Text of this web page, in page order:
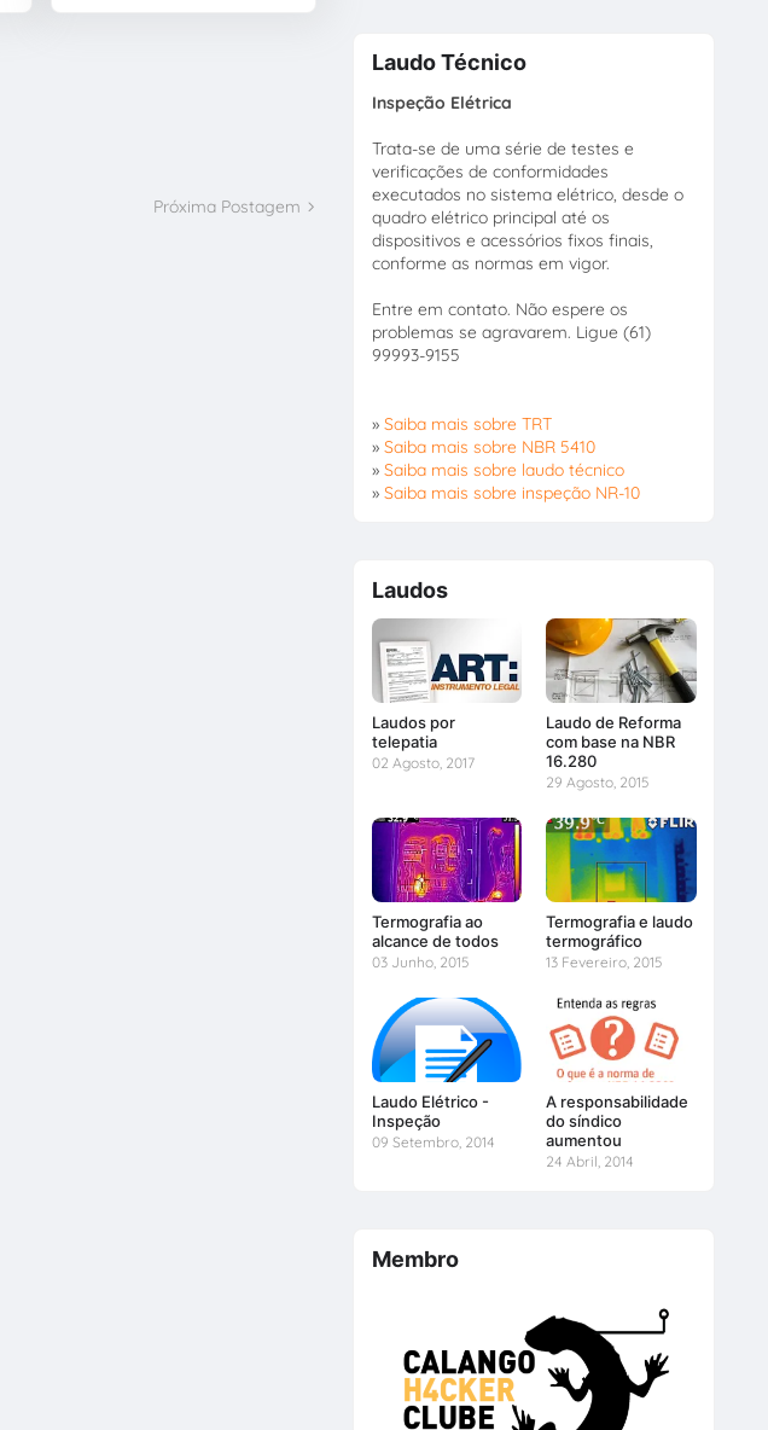
Próxima Postagem
Laudo Técnico
Inspeção Elétrica
Trata-se de uma série de testes e
verificações de conformidades
executados no sistema elétrico, desde o
quadro elétrico principal até os
dispositivos e acessórios fixos finais,
conforme as normas em vigor.
Entre em contato. Não espere os
problemas se agravarem. Ligue (61)
99993-9155
» Saiba mais sobre TRT
» Saiba mais sobre NBR 5410
» Saiba mais sobre laudo técnico
» Saiba mais sobre inspeção NR-10
Laudos
Laudos por
telepatia
02 Agosto, 2017
Laudo de Reforma
com base na NBR
16.280
29 Agosto, 2015
Termografia ao
alcance de todos
03 Junho, 2015
Termografia e laudo
termográfico
13 Fevereiro, 2015
Laudo Elétrico -
Inspeção
09 Setembro, 2014
A responsabilidade
do síndico
aumentou
24 Abril, 2014
Membro